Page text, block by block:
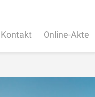
Kontakt Online-Akte